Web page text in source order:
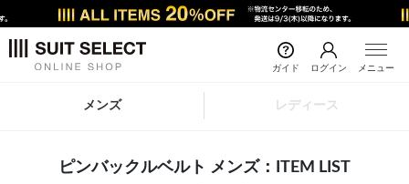
ガイド ログイン メニュー
メンズ レディース
ピンバックルベルト メンズ：ITEM LIST